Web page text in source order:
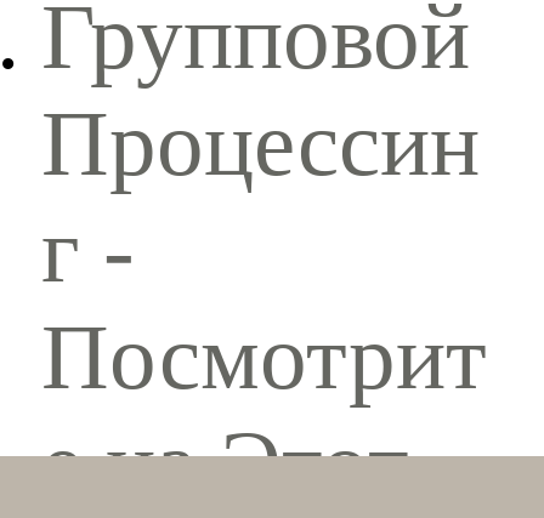
Групповой
Процессин
г -
Посмотрит
е на Этот